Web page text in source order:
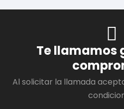
Te llamamos
Al solicitar la llamada